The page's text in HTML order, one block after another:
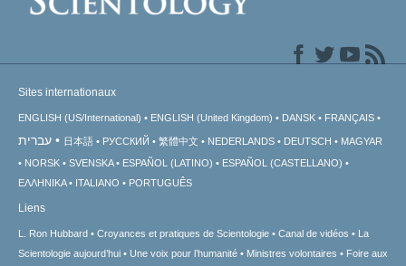
Sites internationaux
ENGLISH (US/International) ENGLISH (United Kingdom) DANSK FRANÇAIS
עברית 日本語 РУССКИЙ 繁體中文 NEDERLANDS DEUTSCH
MAGYAR
NORSK
SVENSKA ESPAÑOL (LATINO)
ESPAÑOL (CASTELLANO)
ΕΛΛΗΝΙΚA
ITALIANO PORTUGUÊS
Liens
L. Ron Hubbard Croyances et pratiques de Scientologie Canal de vidéos
La
Scientologie aujourd’hui
Une voix pour l’humanité Ministres volontaires
Foire aux